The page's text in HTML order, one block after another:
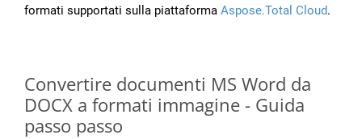
formati supportati sulla piattaforma Aspose.Total Cloud.
Convertire documenti MS Word da
DOCX a formati immagine - Guida
passo passo